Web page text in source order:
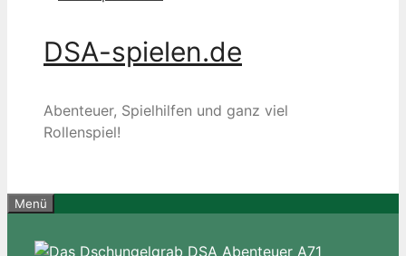
DSA-spielen.de
Abenteuer, Spielhilfen und ganz viel
Rollenspiel!
Menü